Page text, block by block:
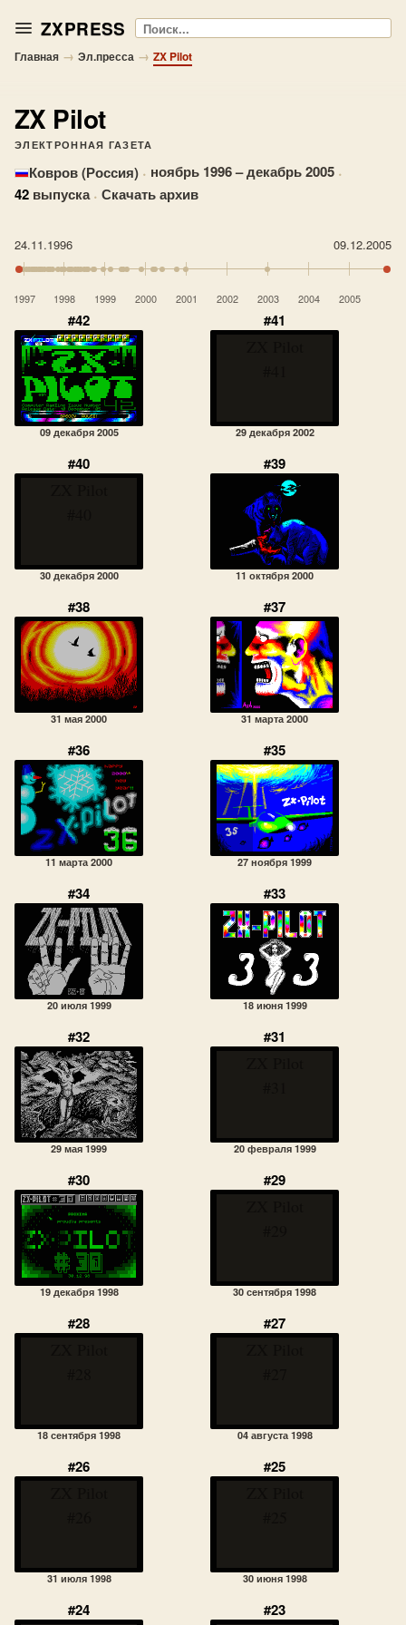
ZXPRESS Поиск
Главная → Эл.пресса → ZX Pilot
ZX Pilot
ЭЛЕКТРОННАЯ ГАЗЕТА
Ковров (Россия) · ноябрь 1996 – декабрь 2005 ·
42 выпуска · Скачать архив
24.11.1996 09.12.2005
1997 1998 1999 2000 2001 2002 2003 2004 2005
#42
09 декабря 2005
#41
29 декабря 2002
#40
30 декабря 2000
#39
11 октября 2000
#38
31 мая 2000
#37
31 марта 2000
#36
11 марта 2000
#35
27 ноября 1999
#34
20 июля 1999
#33
18 июня 1999
#32
29 мая 1999
#31
20 февраля 1999
#30
19 декабря 1998
#29
30 сентября 1998
#28
18 сентября 1998
#27
04 августа 1998
#26
31 июля 1998
#25
30 июня 1998
#24 #23